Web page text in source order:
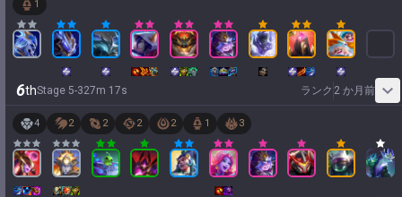
1
6thStage 5-327m 17s ランク 2 か月前
4 2 2 2 2 1 3